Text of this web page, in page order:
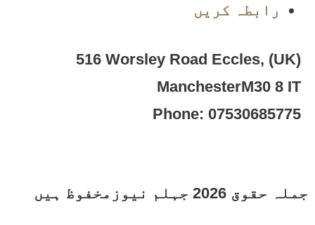
رابطہ کریں
(UK) 516 Worsley Road Eccles,
ManchesterM30 8 IT
Phone: 07530685775
جملہ حقوق 2026 جہلم نیوزمخفوظ ہیں